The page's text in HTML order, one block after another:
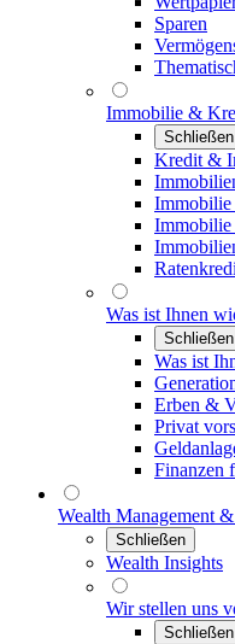
Sparen
Immobilie &
Schließen
Kredit &
Immobilie
Immobilie
Was ist Ihnen
Schließen
Was ist
Erben &
Privat
Finanzen
Wealth Management
Schließen
Wealth Insights
Wir stellen uns
Schließen